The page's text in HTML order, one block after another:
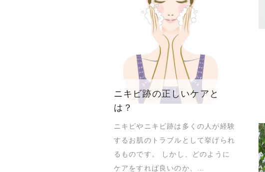
ニキビ跡の正しいケアと
は？
ニキビやニキビ跡は多くの人が経験
するお肌のトラブルとして挙げられ
るものです。 しかし、どのように
ケアをすれば良いのか、…